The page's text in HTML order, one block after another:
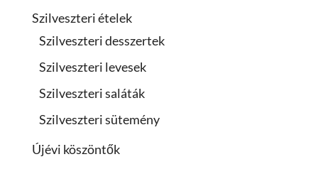
Szilveszteri ételek
Szilveszteri desszertek
Szilveszteri levesek
Szilveszteri saláták
Szilveszteri sütemény
Újévi köszöntők